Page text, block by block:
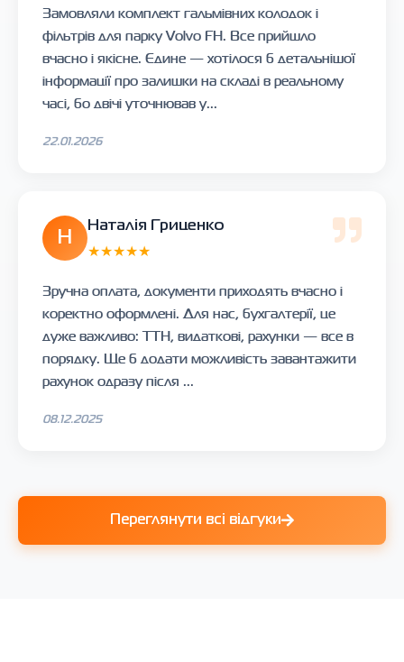
Замовляли комплект гальмівних колодок і
фільтрів для парку Volvo FH. Все прийшло
вчасно і якісне. Єдине — хотілося б детальнішої
інформації про залишки на складі в реальному
часі, бо двічі уточнював у...
22.01.2026
Н
Наталія Гриценко
★★★★★
Зручна оплата, документи приходять вчасно і
коректно оформлені. Для нас, бухгалтерії, це
дуже важливо: ТТН, видаткові, рахунки — все в
порядку. Ще б додати можливість завантажити
рахунок одразу після ...
08.12.2025
Переглянути всі відгуки